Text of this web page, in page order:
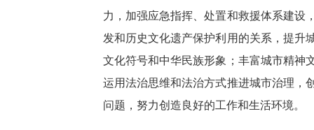
力，加强应急指挥、处置和救援体系建设
发和历史文化遗产保护利用的关系，提升
文化符号和中华民族形象；丰富城市精神
运用法治思维和法治方式推进城市治理，
问题，努力创造良好的工作和生活环境。